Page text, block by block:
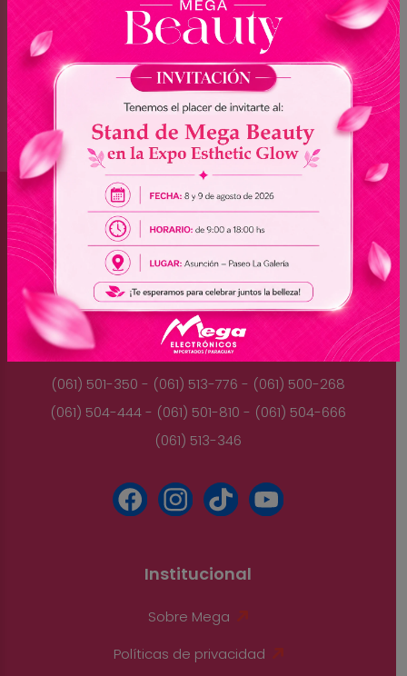
Brasil
(045) 3528-9053 - (045) 3528-8462
(045) 3025-7072 - (045) 3025-7736
(045) 3025-7713
Paraguay
(061) 501-350 - (061) 513-776 - (061) 500-268
(061) 504-444 - (061) 501-810 - (061) 504-666
(061) 513-346
Institucional
Sobre Mega
Políticas de privacidad